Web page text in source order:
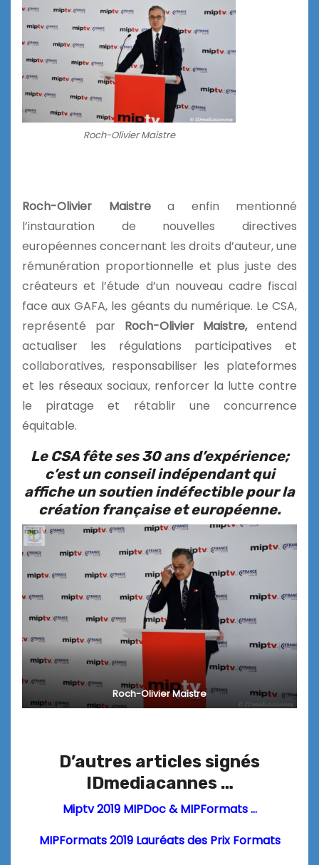
Roch-Olivier Maistre
Roch-Olivier Maistre a enfin mentionné
l’instauration de nouvelles directives
européennes concernant les droits d’auteur, une
rémunération proportionnelle et plus juste des
créateurs et l’étude d’un nouveau cadre fiscal
face aux GAFA, les géants du numérique. Le CSA,
représenté par Roch-Olivier Maistre, entend
actualiser les régulations participatives et
collaboratives, responsabiliser les plateformes
et les réseaux sociaux, renforcer la lutte contre
le piratage et rétablir une concurrence
équitable.
Le CSA fête ses 30 ans d’expérience;
c’est un conseil indépendant qui
affiche un soutien indéfectible pour la
création française et européenne.
Roch-Olivier Maistre
D’autres articles signés
IDmediacannes …
Miptv 2019 MIPDoc & MIPFormats …
MIPFormats 2019 Lauréats des Prix Formats